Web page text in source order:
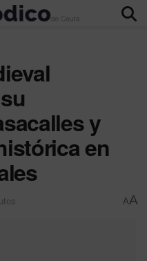
y
en
AA